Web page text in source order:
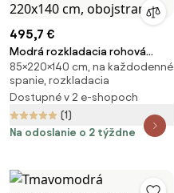
495,7 €
Modrá rozkladacia rohová
pohovka ZENOVA 220x140 cm,
obojstranná
85×220×140 cm, na každodenné
spanie, rozkladacia
Dostupné v 2 e-shopoch
(1)
Na odoslanie o 2 týždne